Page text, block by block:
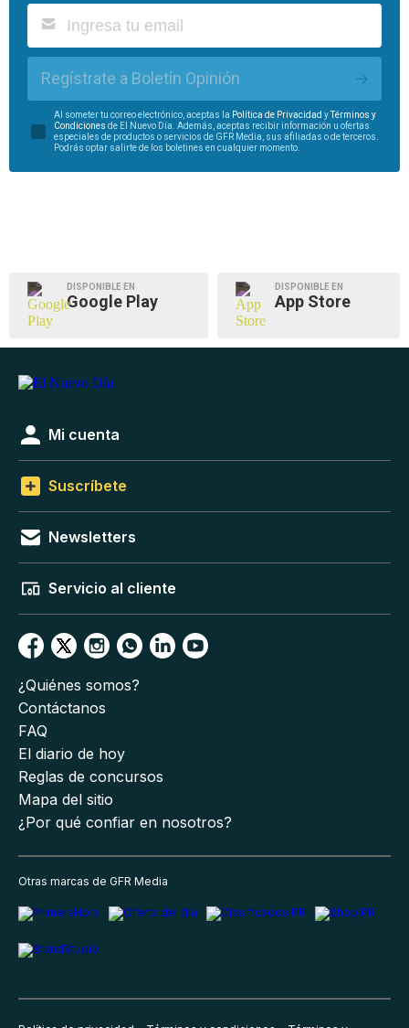
Regístrate a Boletín Opinión
Al someter tu correo electrónico, aceptas la Política de Privacidad y
Términos y
Condiciones de El Nuevo Día. Además, aceptas recibir información u ofertas
especiales de productos o servicios de GFR Media, sus afiliadas o de terceros.
Podrás optar salirte de los boletines en cualquier momento.
DISPONIBLE EN
Google Play
DISPONIBLE EN
App Store
Mi cuenta
Suscríbete
Newsletters
Servicio al cliente
¿Quiénes somos?
Contáctanos
FAQ
El diario de hoy
Reglas de concursos
Mapa del sitio
¿Por qué confiar en nosotros?
Otras marcas de GFR Media